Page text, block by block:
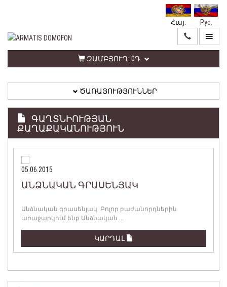
Հայ. Рус.
ԶԱՄԲՅՈՒՂ: 0Դ
ԳԼԽԱՎՈՐ
ԾԱՌԱՅՈՒԹՅՈՒՆՆԵՐ
ԱՆՁՆԱԿԱՆ
ԳՐԱՍԵՆՅԱԿ
ՀԵՏԱԴԱՐՁ
ԿԱՊ
ՏԵՂԵԿԱՏՎՈՒԹՅՈՒՆ
ՔԱՂԱՔԱԿԱՆՈՒԹՅՈՒՆ
ԾԱՌԱՅՈՒԹՅՈՒՆՆԵՐ
ԳԱՂՏՆԻՈՒԹՅԱՆ
ՔԱՂԱՔԱԿԱՆՈՒԹՅՈՒՆ
05.06.2015
ԱՆՁՆԱԿԱՆ ԳՐԱՍԵՆՅԱԿ
Անձնական գրասենյակ Բոլոր բաժանորդներին
առաջարկում ենք Անձնական ...
ԿԱՐԴԱԼ